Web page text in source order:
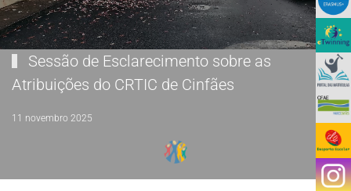
Sessão de Esclarecimento sobre as
Atribuições do CRTIC de Cinfães
11 novembro 2025